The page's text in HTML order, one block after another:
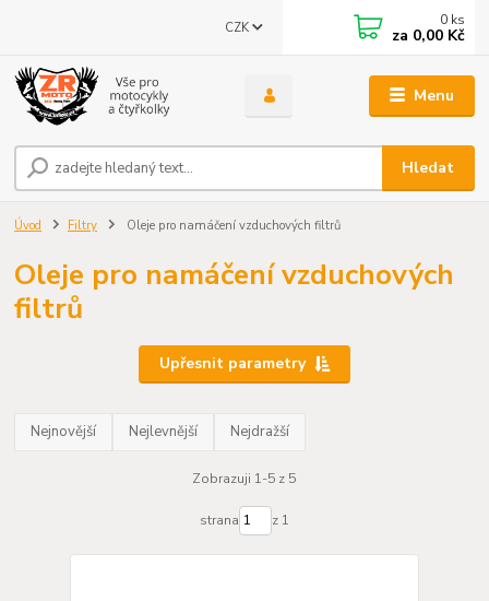
Menu
CZK
Hledat
0 ks
za 0,00 Kč
Úvod Filtry Oleje pro namáčení vzduchových filtrů
Oleje pro namáčení vzduchových
filtrů
Upřesnit parametry
Nejnovější Nejlevnější Nejdražší
Zobrazuji 1-5 z 5
strana z 1